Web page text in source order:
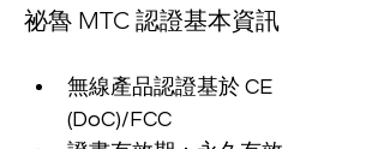
祕魯 MTC 認證基本資訊
無線產品認證基於 CE
(DoC)/FCC